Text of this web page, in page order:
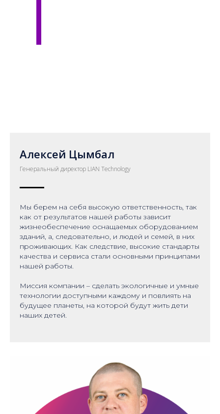
Алексей Цымбал
Генеральный директор LIAN Technology
Мы берем на себя высокую ответственность, так
как от результатов нашей работы зависит
жизнеобеспечение оснащаемых оборудованием
зданий, а, следовательно, и людей и семей, в них
проживающих. Как следствие, высокие стандарты
качества и сервиса стали основными принципами
нашей работы.
Миссия компании – сделать экологичные и умные
технологии доступными каждому и повлиять на
будущее планеты, на которой будут жить дети
наших детей.